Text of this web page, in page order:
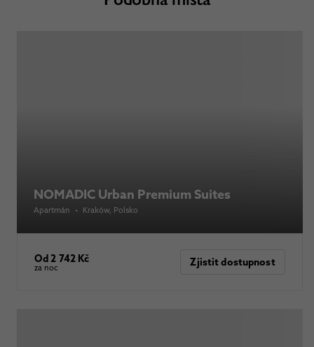
NOMADIC Urban Premium Suites
Apartmán • Kraków, Polsko
Od 2 742 Kč
za noc Zjistit dostupnost